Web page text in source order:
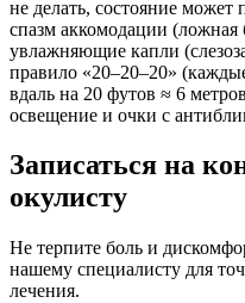
не делать, состояние может
спазм аккомодации (ложная
увлажняющие капли
правило «20–20–20»
вдаль на 20 футов ≈ 6
освещение и очки с
Записаться на
окулисту
Не терпите боль и
нашему специалисту для
лечения.